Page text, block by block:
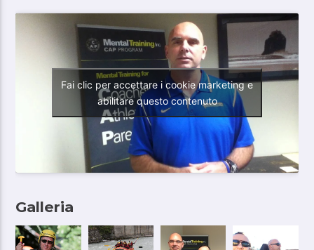
Fai clic per accettare i cookie marketing e
abilitare questo contenuto
Galleria